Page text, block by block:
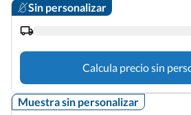
Sin personalizar
Calcula precio sin
Muestra sin personalizar